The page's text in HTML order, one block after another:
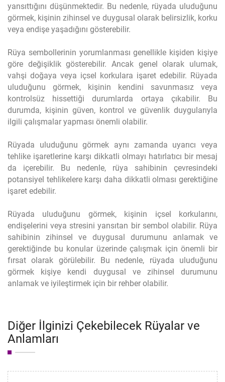
yansıttığını düşünmektedir. Bu nedenle, rüyada uluduğunu
görmek, kişinin zihinsel ve duygusal olarak belirsizlik, korku
veya endişe yaşadığını gösterebilir.
Rüya sembollerinin yorumlanması genellikle kişiden kişiye
göre değişiklik gösterebilir. Ancak genel olarak ulumak,
vahşi doğaya veya içsel korkulara işaret edebilir. Rüyada
uluduğunu görmek, kişinin kendini savunmasız veya
kontrolsüz hissettiği durumlarda ortaya çıkabilir. Bu
durumda, kişinin güven, kontrol ve güvenlik duygularıyla
ilgili çalışmalar yapması önemli olabilir.
Rüyada uluduğunu görmek aynı zamanda uyarıcı veya
tehlike işaretlerine karşı dikkatli olmayı hatırlatıcı bir mesaj
da içerebilir. Bu nedenle, rüya sahibinin çevresindeki
potansiyel tehlikelere karşı daha dikkatli olması gerektiğine
işaret edebilir.
Rüyada uluduğunu görmek, kişinin içsel korkularını,
endişelerini veya stresini yansıtan bir sembol olabilir. Rüya
sahibinin zihinsel ve duygusal durumunu anlamak ve
gerektiğinde bu konular üzerinde çalışmak için önemli bir
fırsat olarak görülebilir. Bu nedenle, rüyada uluduğunu
görmek kişiye kendi duygusal ve zihinsel durumunu
anlamak ve iyileştirmek için bir rehber olabilir.
Diğer İlginizi Çekebilecek Rüyalar ve
Anlamları